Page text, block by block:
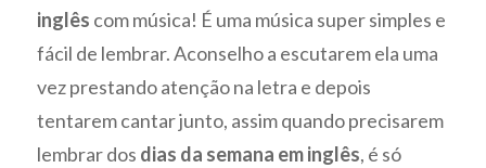
inglês com música! É uma música super simples e
fácil de lembrar. Aconselho a escutarem ela uma
vez prestando atenção na letra e depois
tentarem cantar junto, assim quando precisarem
lembrar dos dias da semana em inglês, é só